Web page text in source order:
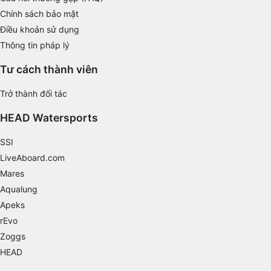
Chính sách bảo mật
Điều khoản sử dụng
Thông tin pháp lý
Tư cách thành viên
Trở thành đối tác
HEAD Watersports
SSI
LiveAboard.com
Mares
Aqualung
Apeks
rEvo
Zoggs
HEAD
Necessary
Functional
Advertising